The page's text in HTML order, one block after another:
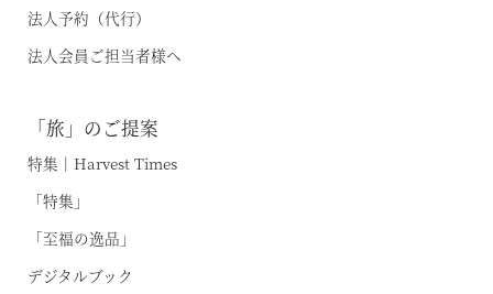
法人予約（代行）
法人会員ご担当者様へ
「旅」のご提案
特集｜Harvest Times
「特集」
「至福の逸品」
デジタルブック